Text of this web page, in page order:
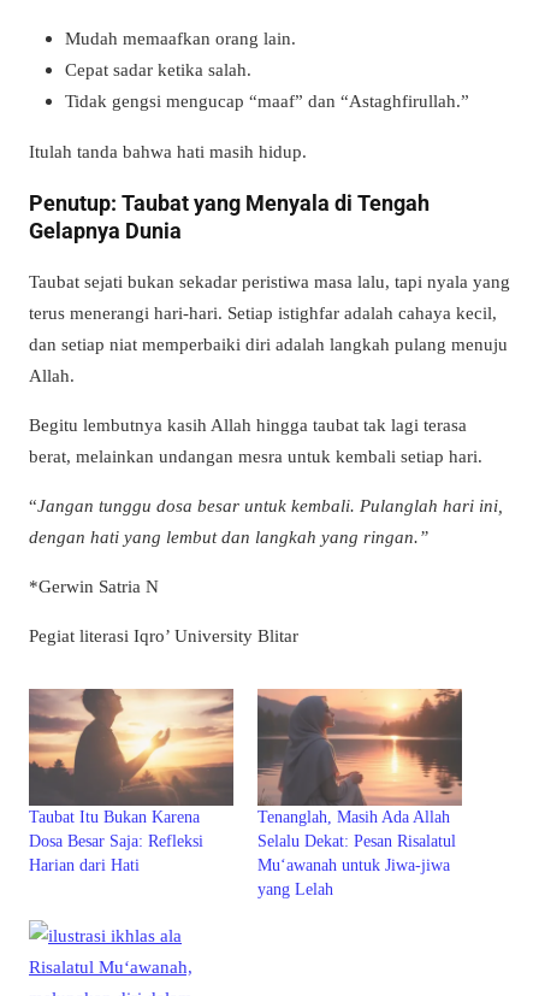
Mudah memaafkan orang lain.
Cepat sadar ketika salah.
Tidak gengsi mengucap “maaf” dan “Astaghfirullah.”
Itulah tanda bahwa hati masih hidup.
Penutup: Taubat yang Menyala di Tengah
Gelapnya Dunia
Taubat sejati bukan sekadar peristiwa masa lalu, tapi nyala yang
terus menerangi hari-hari. Setiap istighfar adalah cahaya kecil,
dan setiap niat memperbaiki diri adalah langkah pulang menuju
Allah.
Begitu lembutnya kasih Allah hingga taubat tak lagi terasa
berat, melainkan undangan mesra untuk kembali setiap hari.
“Jangan tunggu dosa besar untuk kembali. Pulanglah hari ini,
dengan hati yang lembut dan langkah yang ringan.”
*Gerwin Satria N
Pegiat literasi Iqro’ University Blitar
Taubat Itu Bukan Karena
Dosa Besar Saja: Refleksi
Harian dari Hati
Tenanglah, Masih Ada Allah
Selalu Dekat: Pesan Risalatul
Mu‘awanah untuk Jiwa-jiwa
yang Lelah